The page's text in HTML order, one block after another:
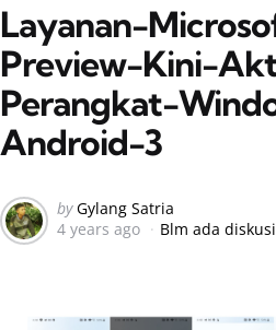
Layanan-
Preview-Kini-
Perangkat-
Android-3
Posted
by
by Gylang Satria
4 years ago
Blm ada diskusi